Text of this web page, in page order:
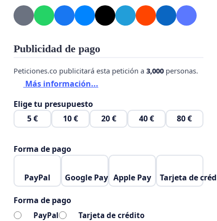
Publicidad de pago
Peticiones.co publicitará esta petición a 3,000 personas.
Más información...
Elige tu presupuesto
5 €
10 € 20 € 40 € 80 €
Forma de pago
PayPal Google Pay Apple Pay Tarjeta de
Forma de pago
PayPal Tarjeta de crédito